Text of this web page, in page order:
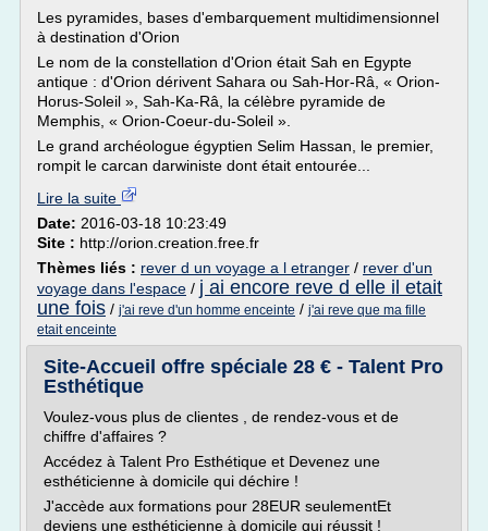
Les pyramides, bases d'embarquement multidimensionnel
à destination d'Orion
Le nom de la constellation d'Orion était Sah en Egypte
antique : d'Orion dérivent Sahara ou Sah-Hor-Râ, « Orion-
Horus-Soleil », Sah-Ka-Râ, la célèbre pyramide de
Memphis, « Orion-Coeur-du-Soleil ».
Le grand archéologue égyptien Selim Hassan, le premier,
rompit le carcan darwiniste dont était entourée...
Lire la suite
Date: 2016-03-18 10:23:49
Site : http://orion.creation.free.fr
Thèmes liés : rever d un voyage a l etranger / rever d'un
voyage dans l'espace / j ai encore reve d elle il etait
une fois / j'ai reve d'un homme enceinte / j'ai reve que ma fille
etait enceinte
Site-Accueil offre spéciale 28 € - Talent Pro
Esthétique
Voulez-vous plus de clientes , de rendez-vous et de
chiffre d'affaires ?
Accédez à Talent Pro Esthétique et Devenez une
esthéticienne à domicile qui déchire !
J'accède aux formations pour 28EUR seulementEt
deviens une esthéticienne à domicile qui réussit !